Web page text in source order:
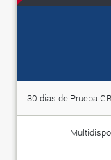
30 días de Prueba